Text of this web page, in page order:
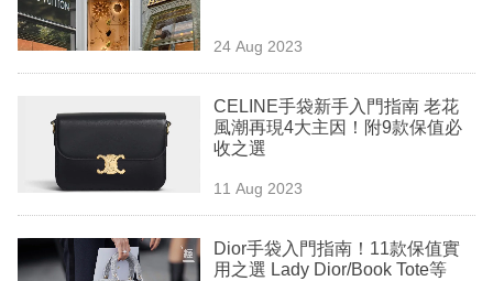
24 Aug 2023
CELINE手袋新手入門指南 老花
風潮再現4大主因！附9款保值必
收之選
11 Aug 2023
Dior手袋入門指南！11款保值實
用之選 Lady Dior/Book Tote等